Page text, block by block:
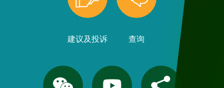
建议及投诉 查询